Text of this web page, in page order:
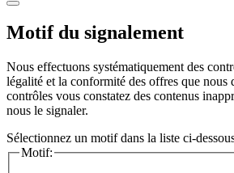
Motif du signalement
Nous effectuons systématiquement des
légalité et la conformité des offres que nous
contrôles vous constatez des contenus
nous le signaler.
Sélectionnez un motif dans la liste ci-
Motif: